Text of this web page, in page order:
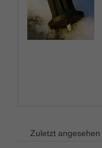
Zuletzt angesehen